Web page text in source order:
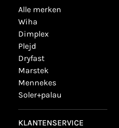
alle merken
wiha
dimplex
plejd
dryfast
marstek
mennekes
soler+palau
KLANTENSERVICE